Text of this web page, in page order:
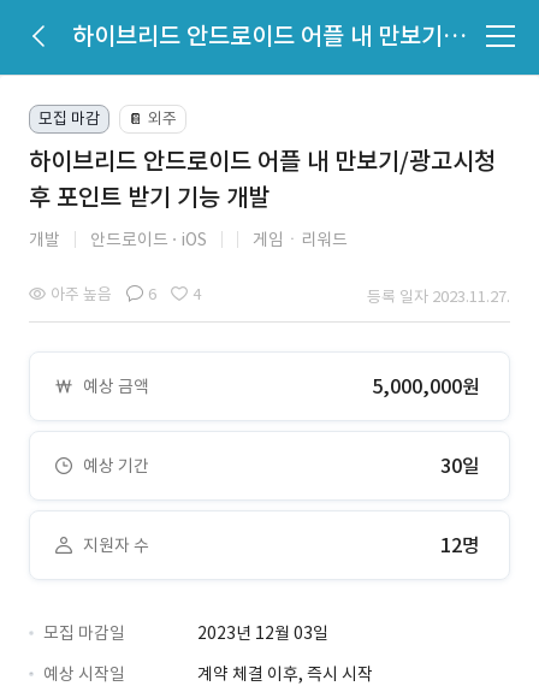
하이브리드 안드로이드 어플 내 만보기/광고시청 후 포인트 받기 기능 개발
모집 마감 📔 외주
하이브리드 안드로이드 어플 내 만보기/광고시청
후 포인트 받기 기능 개발
개발 안드로이드 iOS 게임ㆍ리워드
아주 높음 6 4 등록 일자 2023.11.27.
예상 금액 5,000,000원
예상 기간 30일
지원자 수 12명
모집 마감일
2023년 12월 03일
예상 시작일
계약 체결 이후, 즉시 시작